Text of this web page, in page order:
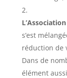
s’est
réduction de
Dans de
élément